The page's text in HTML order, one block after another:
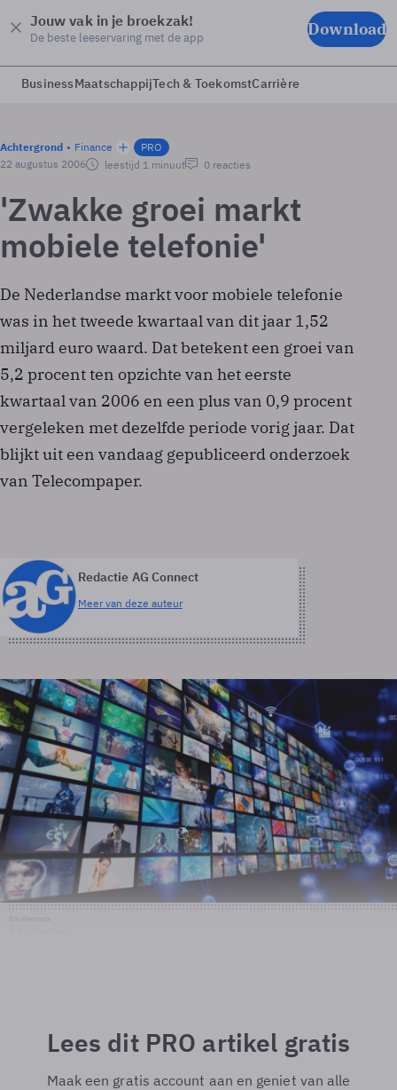
Jouw vak in je broekzak!
De beste leeservaring met de app Download
BusinessMaatschappijTech & ToekomstCarrière
Achtergrond Finance
PRO
22 augustus 2006
leestijd 1 minuut 0 reacties
'Zwakke groei markt
mobiele telefonie'
De Nederlandse markt voor mobiele telefonie
was in het tweede kwartaal van dit jaar 1,52
miljard euro waard. Dat betekent een groei van
5,2 procent ten opzichte van het eerste
kwartaal van 2006 en een plus van 0,9 procent
vergeleken met dezelfde periode vorig jaar. Dat
blijkt uit een vandaag gepubliceerd onderzoek
van Telecompaper.
Redactie AG Connect
Meer van deze auteur
Lees dit PRO artikel gratis
Maak een gratis account aan en geniet van alle